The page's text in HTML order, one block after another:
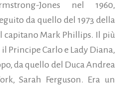
Jones nel 1960,
da quello del 1973 della
capitano Mark Phillips. Il più
Principe Carlo e Lady Diana,
da quello del Duca Andrea
Sarah Ferguson. Era un